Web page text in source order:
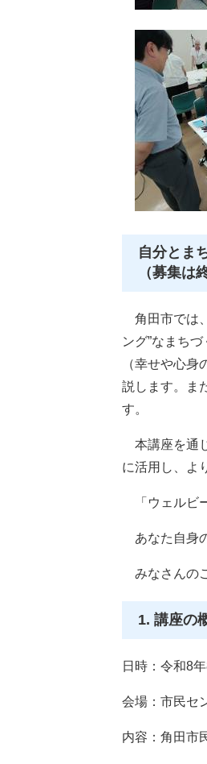
自分とま
（募集は
角田市では
ング”なまち
（幸せや心
説します。ま
す。
本講座を通
に活用し、よ
「ウェルビ
あなた自身
みなさんの
1. 講座の
日時：令和8
会場：市民セ
内容：角田市